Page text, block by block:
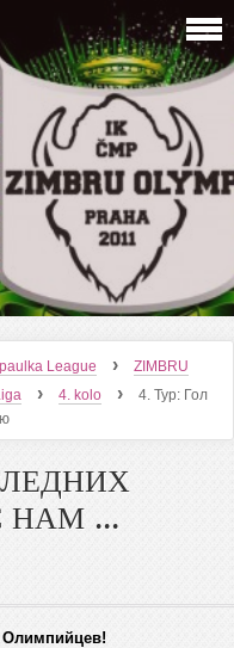
League ›
ZIMBRU
› 4. kolo ›
4. Тур: Гол
НАМ ...
Олимпийцев!